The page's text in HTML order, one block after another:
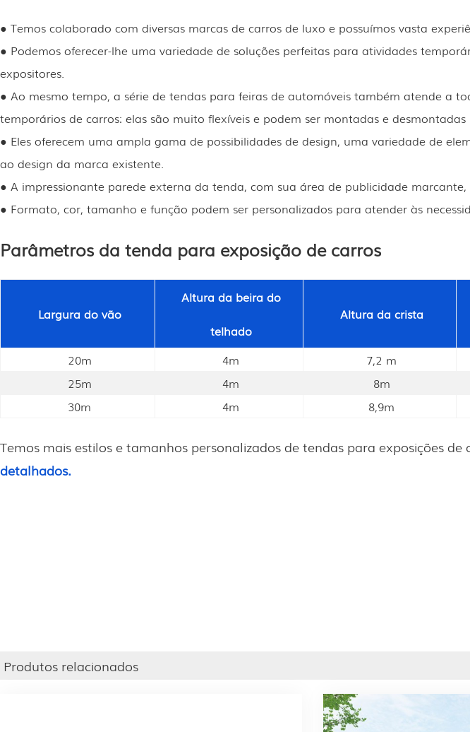
● Temos colaborado com diversas marcas de carros de luxo e possuímos vasta
● Podemos oferecer-lhe uma variedade de soluções perfeitas para atividades
expositores.
● Ao mesmo tempo, a série de tendas para feiras de automóveis também atende a
temporários de carros: elas são muito flexíveis e podem ser montadas e
● Eles oferecem uma ampla gama de possibilidades de design, uma variedade de
ao design da marca existente.
● A impressionante parede externa da tenda, com sua área de publicidade
● Formato, cor, tamanho e função podem ser personalizados para atender às
Parâmetros da tenda para exposição de carros
Largura do vão
Altura da beira do
telhado
Altura da crista
20m 4m 7,2 m
25m
4m 8m
30m
4m 8,9m
Temos mais estilos e tamanhos personalizados de tendas para exposições de
detalhados.
Produtos relacionados